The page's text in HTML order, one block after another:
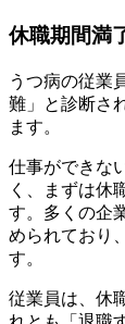
休職期間満
うつ病の従業
難」と診断さ
ます。
仕事ができな
く、まずは休
す。多くの企
められており
す。
従業員は、休